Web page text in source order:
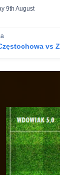
9th August
vs